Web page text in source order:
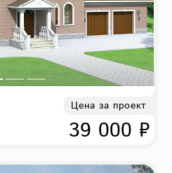
Цена за проект
39 000 ₽